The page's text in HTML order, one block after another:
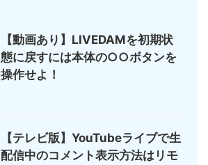
【動画あり】LIVEDAMを初期状
態に戻すには本体の○○ボタンを
操作せよ！
【テレビ版】YouTubeライブで生
配信中のコメント表示方法はリモ